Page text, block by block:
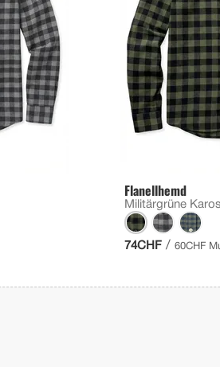
Flanellhemd
Militärgrüne Karos
74CHF / 60CHF